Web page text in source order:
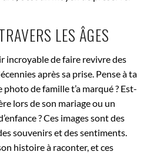
LES ÂGES
incroyable de faire revivre des
après sa prise. Pense à ta
de famille t’a marqué ? Est-
lors de son mariage ou un
? Ces images sont des
souvenirs et des sentiments.
histoire à raconter, et ces